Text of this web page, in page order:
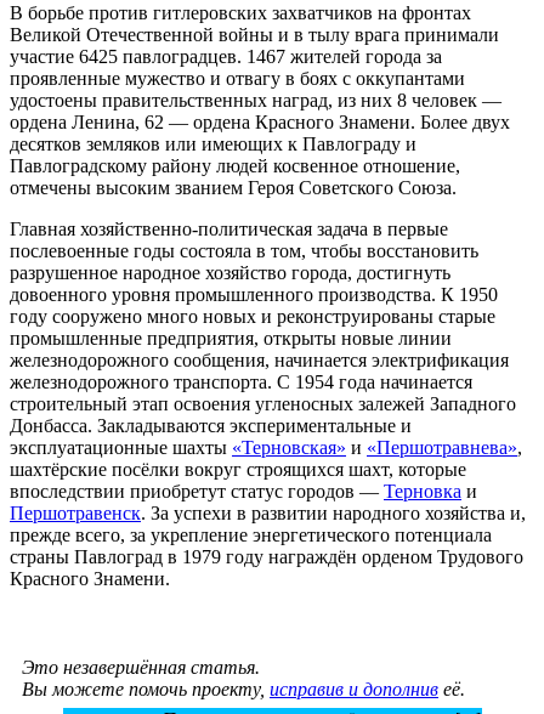
В борьбе против гитлеровских захватчиков на фронтах
Великой Отечественной войны и в тылу врага принимали
участие 6425 павлоградцев. 1467 жителей города за
проявленные мужество и отвагу в боях с оккупантами
удостоены правительственных наград, из них 8 человек —
ордена Ленина, 62 — ордена Красного Знамени. Более двух
десятков земляков или имеющих к Павлограду и
Павлоградскому району людей косвенное отношение,
отмечены высоким званием Героя Советского Союза.
Главная хозяйственно-политическая задача в первые
послевоенные годы состояла в том, чтобы восстановить
разрушенное народное хозяйство города, достигнуть
довоенного уровня промышленного производства. К 1950
году сооружено много новых и реконструированы старые
промышленные предприятия, открыты новые линии
железнодорожного сообщения, начинается электрификация
железнодорожного транспорта. С 1954 года начинается
строительный этап освоения угленосных залежей Западного
Донбасса. Закладываются экспериментальные и
эксплуатационные шахты «Терновская» и «Першотравнева»,
шахтёрские посёлки вокруг строящихся шахт, которые
впоследствии приобретут статус городов — Терновка и
Першотравенск. За успехи в развитии народного хозяйства и,
прежде всего, за укрепление энергетического потенциала
страны Павлоград в 1979 году награждён орденом Трудового
Красного Знамени.
Это незавершённая статья.
Вы можете помочь проекту, исправив и дополнив её.